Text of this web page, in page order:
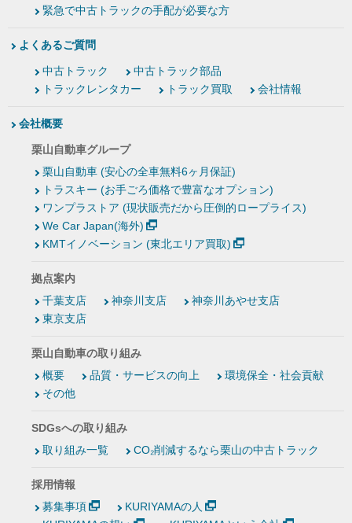
緊急で中古トラックの手配が必要な方
よくあるご質問
中古トラック
中古トラック部品
トラックレンタカー
トラック買取 会社情報
会社概要
栗山自動車グループ
栗山自動車 (安心の全車無料6ヶ月保証)
トラスキー (お手ごろ価格で豊富なオプション)
ワンプラストア (現状販売だから圧倒的ロープライス)
We Car Japan(海外)
KMTイノベーション (東北エリア買取)
拠点案内
千葉支店
神奈川支店
神奈川あやせ支店
東京支店
栗山自動車の取り組み
概要
品質・サービスの向上
環境保全・社会貢献
その他
SDGsへの取り組み
取り組み一覧
CO₂削減するなら栗山の中古トラック
採用情報
募集事項
KURIYAMAの人